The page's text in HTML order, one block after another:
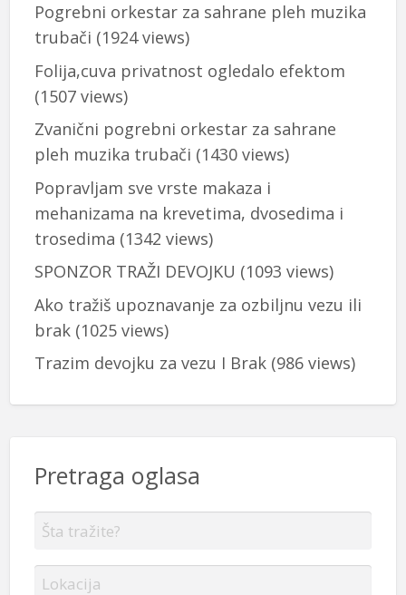
Pogrebni orkestar za sahrane pleh muzika
trubači (1924 views)
Folija,cuva privatnost ogledalo efektom
(1507 views)
Zvanični pogrebni orkestar za sahrane
pleh muzika trubači (1430 views)
Popravljam sve vrste makaza i
mehanizama na krevetima, dvosedima i
trosedima (1342 views)
SPONZOR TRAŽI DEVOJKU (1093 views)
Ako tražiš upoznavanje za ozbiljnu vezu ili
brak(1025 views)
Trazim devojku za vezu I Brak(986 views)
Pretraga oglasa